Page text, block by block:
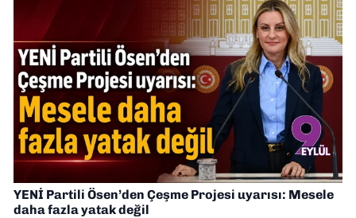
YENİ Partili Ösen’den Çeşme Projesi uyarısı: Mesele
daha fazla yatak değil